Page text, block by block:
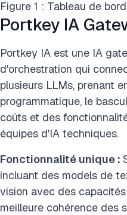
Figure 1 : Tableau de
Portkey IA
Portkey IA est une IA
d'orchestration qui
plusieurs LLMs, prenant
programmatique, le
coûts et des
équipes d'IA techniques.
Fonctionnalité unique :
incluant des models de
vision avec des
meilleure cohérence des